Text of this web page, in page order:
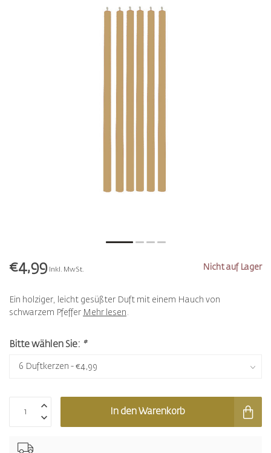
€4,99 Inkl. MwSt. Nicht auf Lager
Ein holziger, leicht gesüßter Duft mit einem Hauch von
schwarzem Pfeffer Mehr lesen .
Bitte wählen Sie: *
In den Warenkorb